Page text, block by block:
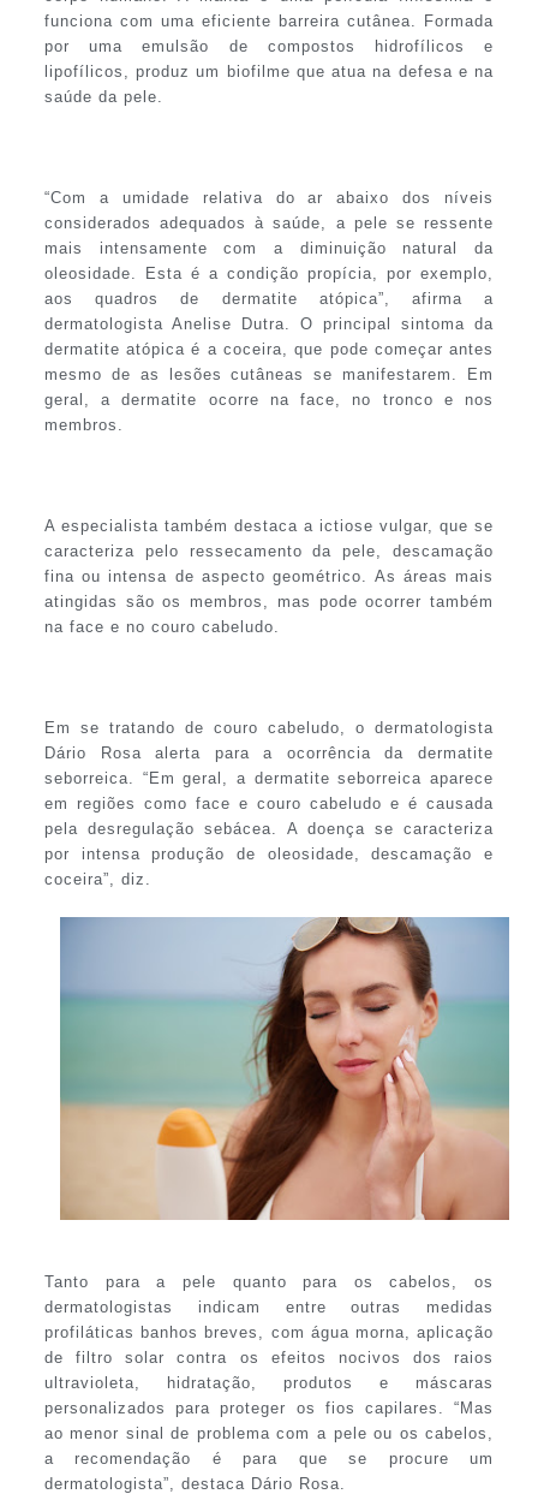
funciona com uma eficiente barreira cutânea. Formada
por uma emulsão de compostos hidrofílicos e
lipofílicos, produz um biofilme que atua na defesa e na
saúde da pele.
“Com a umidade relativa do ar abaixo dos níveis
considerados adequados à saúde, a pele se ressente
mais intensamente com a diminuição natural da
oleosidade. Esta é a condição propícia, por exemplo,
aos quadros de dermatite atópica”, afirma a
dermatologista Anelise Dutra. O principal sintoma da
dermatite atópica é a coceira, que pode começar antes
mesmo de as lesões cutâneas se manifestarem. Em
geral, a dermatite ocorre na face, no tronco e nos
membros.
A especialista também destaca a ictiose vulgar, que se
caracteriza pelo ressecamento da pele, descamação
fina ou intensa de aspecto geométrico. As áreas mais
atingidas são os membros, mas pode ocorrer também
na face e no couro cabeludo.
Em se tratando de couro cabeludo, o dermatologista
Dário Rosa alerta para a ocorrência da dermatite
seborreica. “Em geral, a dermatite seborreica aparece
em regiões como face e couro cabeludo e é causada
pela desregulação sebácea. A doença se caracteriza
por intensa produção de oleosidade, descamação e
coceira”, diz.
Tanto para a pele quanto para os cabelos, os
dermatologistas indicam entre outras medidas
profiláticas banhos breves, com água morna, aplicação
de filtro solar contra os efeitos nocivos dos raios
ultravioleta, hidratação, produtos e máscaras
personalizados para proteger os fios capilares. “Mas
ao menor sinal de problema com a pele ou os cabelos,
a recomendação é para que se procure um
dermatologista”, destaca Dário Rosa.